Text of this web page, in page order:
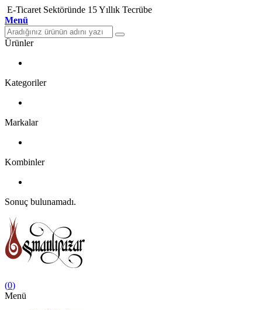
E-Ticaret Sektöründe 15 Yıllık Tecrübe
Menü
Ürünler
Kategoriler
Markalar
Kombinler
Sonuç bulunamadı.
(0)
Menü